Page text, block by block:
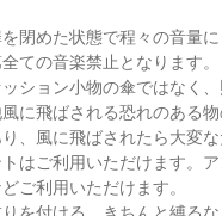
閉めた状態で程々の音量に
ての音楽禁止となります。
ッション小物の傘ではなく
に飛ばされる恐れのある
、風に飛ばされたら大変な
トはご利用いただけます。
ご利用いただけます。
を付ける、きちんと縛る